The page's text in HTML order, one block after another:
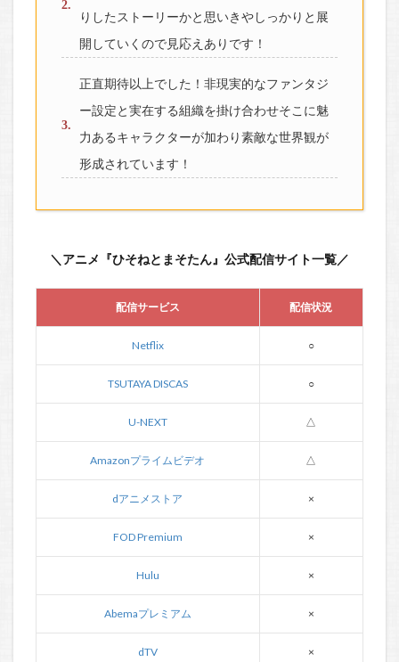
りしたストーリーかと思いきやしっかりと展
開していくので見応えありです！
正直期待以上でした！非現実的なファンタジ
ー設定と実在する組織を掛け合わせそこに魅
力あるキャラクターが加わり素敵な世界観が
形成されています！
＼アニメ『ひそねとまそたん』公式配信サイト一覧／
配信サービス 配信状況
Netflix ○
TSUTAYA DISCAS ○
U-NEXT △
Amazonプライムビデオ △
dアニメストア ×
FOD Premium ×
Hulu ×
Abemaプレミアム ×
dTV ×